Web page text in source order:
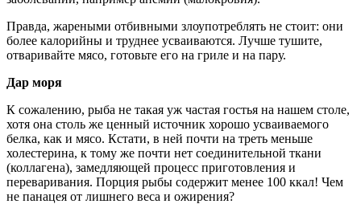
Правда, жареными отбивными злоупотреблять не стоит: они
более калорийны и труднее усваиваются. Лучше тушите,
отваривайте мясо, готовьте его на гриле и на пару.
Дар моря
К сожалению, рыба не такая уж частая гостья на нашем столе,
хотя она столь же ценный источник хорошо усваиваемого
белка, как и мясо. Кстати, в ней почти на треть меньше
холестерина, к тому же почти нет соединительной ткани
(коллагена), замедляющей процесс приготовления и
переваривания. Порция рыбы содержит менее 100 ккал! Чем
не панацея от лишнего веса и ожирения?